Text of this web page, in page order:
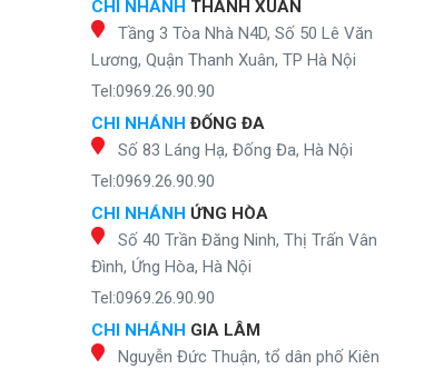
CHI NHÁNH THANH XUÂN
Tầng 3 Tòa Nhà N4D, Số 50 Lê Văn
Lương, Quận Thanh Xuân, TP Hà Nội
Tel:0969.26.90.90
CHI NHÁNH ĐỐNG ĐA
Số 83 Láng Hạ, Đống Đa, Hà Nội
Tel:0969.26.90.90
CHI NHÁNH ỨNG HÒA
Số 40 Trần Đăng Ninh, Thị Trấn Vân
Đình, Ứng Hòa, Hà Nội
Tel:0969.26.90.90
CHI NHÁNH GIA LÂM
Nguyễn Đức Thuận, tổ dân phố Kiên